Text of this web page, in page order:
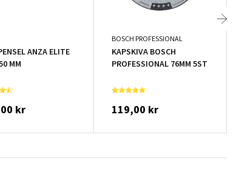
ANZA ELITE
MM
kr
BOSCH PROFESSIONAL
KAPSKIVA BOSCH
PROFESSIONAL 76MM 5ST
119,00 kr